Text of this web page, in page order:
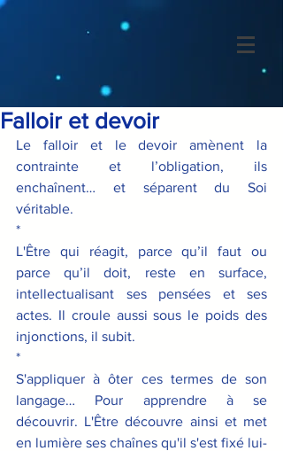
Falloir et devoir
Le falloir et le devoir amènent la
contrainte et l’obligation, ils
enchaînent… et séparent du Soi
véritable.
*
L'Être qui réagit, parce qu’il faut ou
parce qu’il doit, reste en surface,
intellectualisant ses pensées et ses
actes. Il croule aussi sous le poids des
injonctions, il subit.
*
S'appliquer à ôter ces termes de son
langage… Pour apprendre à se
découvrir. L'Être découvre ainsi et met
en lumière ses chaînes qu'il s'est fixé lui-